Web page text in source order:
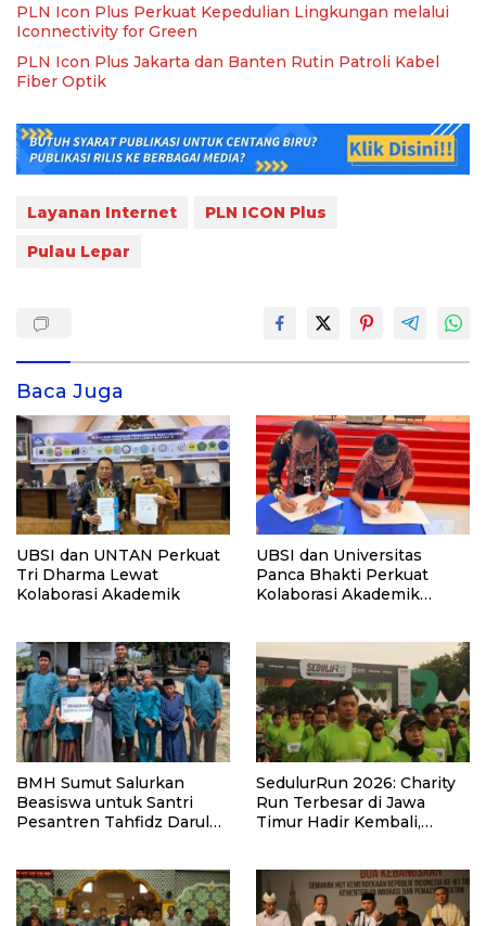
PLN Icon Plus Perkuat Kepedulian Lingkungan melalui
Iconnectivity for Green
PLN Icon Plus Jakarta dan Banten Rutin Patroli Kabel
Fiber Optik
Layanan Internet
PLN ICON Plus
Pulau Lepar
Baca Juga
UBSI dan UNTAN Perkuat
Tri Dharma Lewat
Kolaborasi Akademik
UBSI dan Universitas
Panca Bhakti Perkuat
Kolaborasi Akademik
BMH Sumut Salurkan
Beasiswa untuk Santri
Pesantren Tahfidz Darul
SedulurRun 2026: Charity
Run Terbesar di Jawa
Timur Hadir Kembali,
Santri dan Guru Honorer